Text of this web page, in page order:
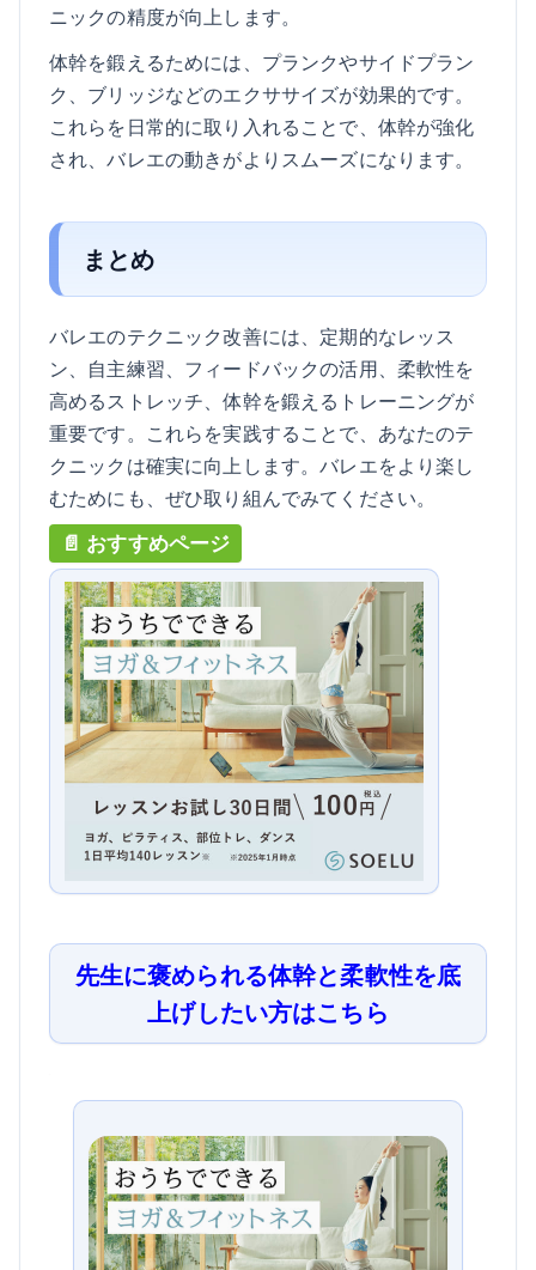
ニックの精度が向上します。
体幹を鍛えるためには、プランクやサイドプラン
ク、ブリッジなどのエクササイズが効果的です。
これらを日常的に取り入れることで、体幹が強化
され、バレエの動きがよりスムーズになります。
まとめ
バレエのテクニック改善には、定期的なレッス
ン、自主練習、フィードバックの活用、柔軟性を
高めるストレッチ、体幹を鍛えるトレーニングが
重要です。これらを実践することで、あなたのテ
クニックは確実に向上します。バレエをより楽し
むためにも、ぜひ取り組んでみてください。
先生に褒められる体幹と柔軟性を底
上げしたい方はこちら